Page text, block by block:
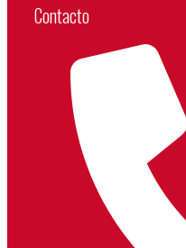
Contacto